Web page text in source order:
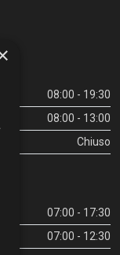
08:00 - 19:30
08:00 - 13:00
Chiuso
07:00 - 17:30
07:00 - 12:30